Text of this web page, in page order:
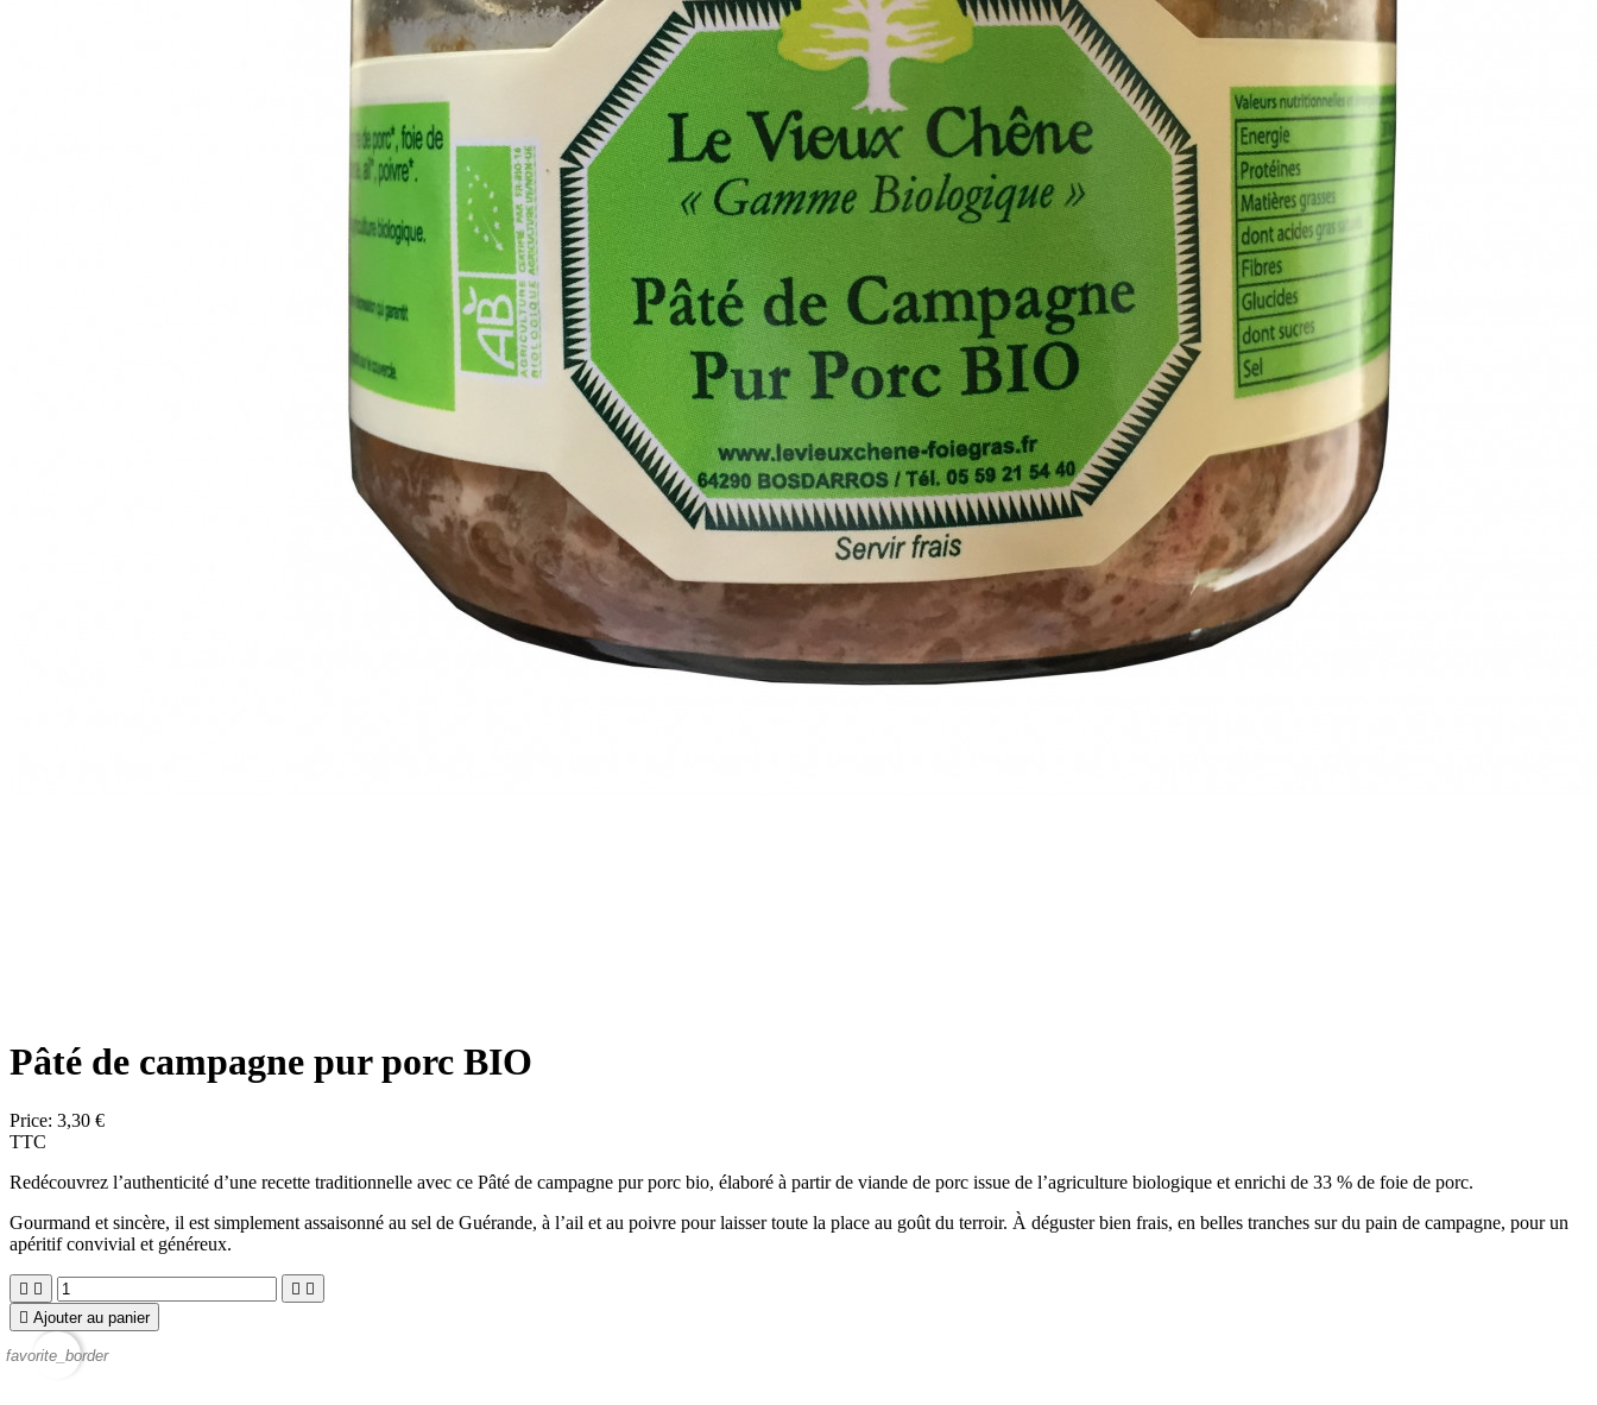
Pâté de campagne pur porc BIO
Price: 3,30 €
TTC
Redécouvrez l’authenticité d’une recette traditionnelle avec ce Pâté de campagne pur porc bio, élaboré à partir de viande de porc issue de l’agriculture biologique et enrichi de 33 % de foie de porc.
Gourmand et sincère, il est simplement assaisonné au sel de Guérande, à l’ail et au poivre pour laisser toute la place au goût du terroir. À déguster bien frais, en belles tranches sur du pain de campagne, pour un
apéritif convivial et généreux.
   
 Ajouter au panier
favorite_border